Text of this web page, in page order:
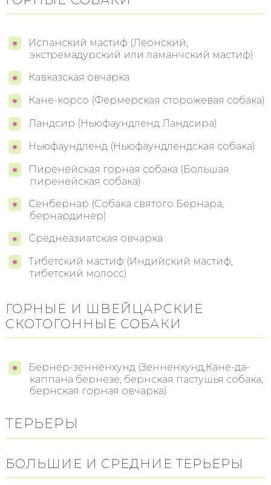
Испанский мастиф (Леонский,
экстремадурский или ламанчский мастиф)
Кавказская овчарка
Кане-корсо (Фермерская сторожевая собака)
Ландсир (Ньюфаундленд Ландсира)
Ньюфаундленд (Ньюфаундлендская собака)
Пиренейская горная собака (Большая
пиренейская собака)
Сенбернар (Собака святого Бернара,
бернардинер)
Среднеазиатская овчарка
Тибетский мастиф (Индийский мастиф,
тибетский молосс)
ГОРНЫЕ И ШВЕЙЦАРСКИЕ
СКОТОГОННЫЕ СОБАКИ
Бернер-зенненхунд (Зенненхунд,Кане-да-
каппана бернезе, бернская пастушья собака,
бернская горная овчарка)
ТЕРЬЕРЫ
БОЛЬШИЕ И СРЕДНИЕ ТЕРЬЕРЫ